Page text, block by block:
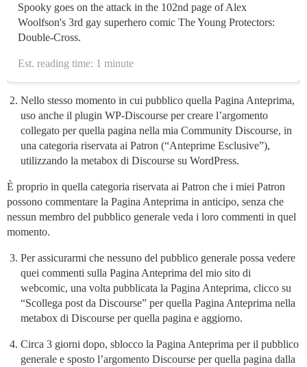
Spooky goes on the attack in the 102nd page of Alex
Woolfson's 3rd gay superhero comic The Young Protectors:
Double-Cross.
Est. reading time: 1 minute
Nello stesso momento in cui pubblico quella Pagina Anteprima,
uso anche il plugin WP-Discourse per creare l’argomento
collegato per quella pagina nella mia Community Discourse, in
una categoria riservata ai Patron (“Anteprime Esclusive”),
utilizzando la metabox di Discourse su WordPress.
È proprio in quella categoria riservata ai Patron che i miei Patron
possono commentare la Pagina Anteprima in anticipo, senza che
nessun membro del pubblico generale veda i loro commenti in quel
momento.
Per assicurarmi che nessuno del pubblico generale possa vedere
quei commenti sulla Pagina Anteprima del mio sito di
webcomic, una volta pubblicata la Pagina Anteprima, clicco su
“Scollega post da Discourse” per quella Pagina Anteprima nella
metabox di Discourse per quella pagina e aggiorno.
Circa 3 giorni dopo, sblocco la Pagina Anteprima per il pubblico
generale e sposto l’argomento Discourse per quella pagina dalla